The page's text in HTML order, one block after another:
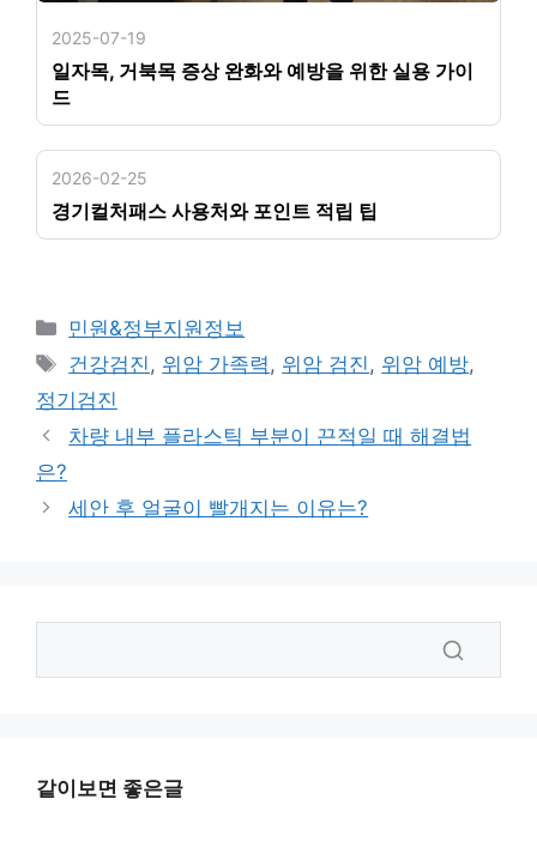
2025-07-19
일자목, 거북목 증상 완화와 예방을 위한 실용 가이
드
2026-02-25
경기컬처패스 사용처와 포인트 적립 팁
카
테
리
민원&정부지원정보
태
그
건강검진, 위암 가족력, 위암 검진, 위암 예방,
정기검진
차량 내부 플라스틱 부분이 끈적일 때 해결법
은?
세안 후 얼굴이 빨개지는 이유는?
같이보면 좋은글